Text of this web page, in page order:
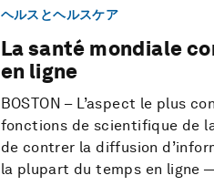
ヘルスとヘルスケア
La santé mondiale
en ligne
BOSTON – L’aspect le plus
fonctions de scientifique de
de contrer la diffusion
la plupart du temps en ligne